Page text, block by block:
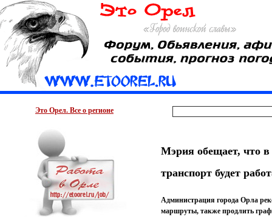
Это Орел. Все о регионе
Мэрия обещает, что в
транспорт будет
Администрация города Орла
маршруты, также продлить